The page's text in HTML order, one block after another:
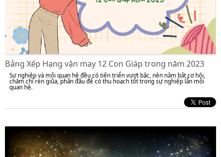
Bảng Xếp Hạng vận may 12 Con Giáp trong năm 2023
Sự nghiệp và mối quan hệ đều có tiến triển vượt bậc, nên nắm bắt cơ hội,
chăm chỉ rèn giũa, phấn đấu để có thu hoạch tốt trong sự nghiệp lẫn mối
quan hệ.